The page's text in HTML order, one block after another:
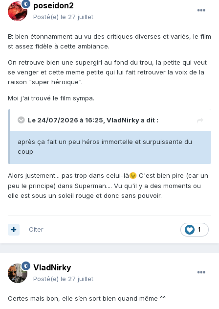
poseidon2
Posté(e) le 27 juillet
Et bien étonnamment au vu des critiques diverses et variés, le film
st assez fidèle à cette ambiance.
On retrouve bien une supergirl au fond du trou, la petite qui veut
se venger et cette meme petite qui lui fait retrouver la voix de la
raison "super héroique".
Moi j'ai trouvé le film sympa.
Le 24/07/2026 à 16:25, VladNirkya dit :
après ça fait un peu héros immortelle et surpuissante du
coup
Alors justement... pas trop dans celui-là😉 C'est bien pire (car un
peu le principe) dans Superman.... Vu qu'il y a des moments ou
elle est sous un soleil rouge et donc sans pouvoir.
1
Citer
VladNirky
Posté(e) le 27 juillet
Certes mais bon, elle s’en sort bien quand même ^^